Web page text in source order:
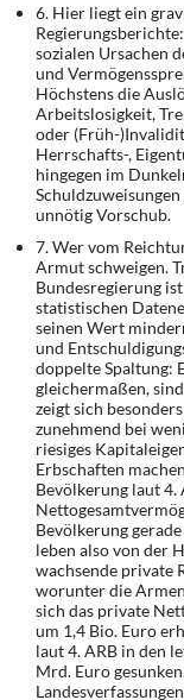
6. Hier liegt ein
sozialen Ursachen
und
Höchstens die
Arbeitslosigkeit,
oder (Früh-
Herrschafts-,
hingegen im
unnötig Vorschub.
7. Wer vom
Armut schweigen.
Bundesregierung
statistischen
seinen Wert
und
doppelte Spaltung:
gleichermaßen,
zeigt sich
zunehmend bei
riesiges
Erbschaften
Bevölkerung laut 4.
Bevölkerung
leben also von der
wachsende private
worunter die
sich das private
um 1,4 Bio. Euro
laut 4. ARB in den
Mrd. Euro